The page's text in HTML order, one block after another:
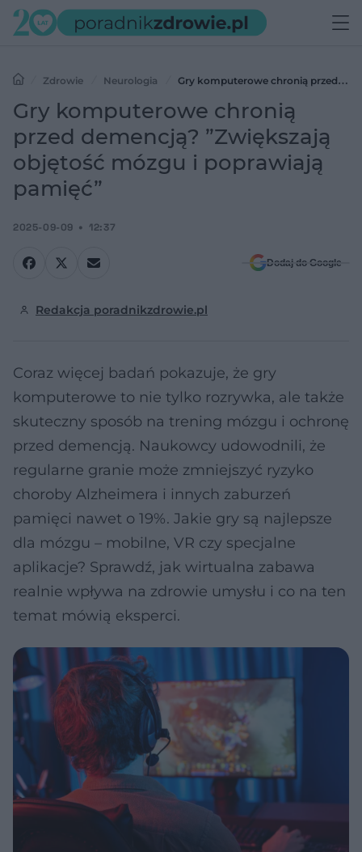
Zdrowie Neurologia
Gry komputerowe chronią przed
demencją? ”Zwiększają objętość mózgu i poprawiają pamięć”
Gry komputerowe chronią
przed demencją? ”Zwiększają
objętość mózgu i poprawiają
pamięć”
2025-09-09 12:37
Dodaj do Google
Redakcja poradnikzdrowie.pl
Coraz więcej badań pokazuje, że gry
komputerowe to nie tylko rozrywka, ale także
skuteczny sposób na trening mózgu i ochronę
przed demencją. Naukowcy udowodnili, że
regularne granie może zmniejszyć ryzyko
choroby Alzheimera i innych zaburzeń
pamięci nawet o 19%. Jakie gry są najlepsze
dla mózgu – mobilne, VR czy specjalne
aplikacje? Sprawdź, jak wirtualna zabawa
realnie wpływa na zdrowie umysłu i co na ten
temat mówią eksperci.